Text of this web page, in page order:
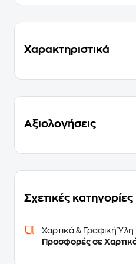
Χαρακτηριστικά
Αξιολογήσεις
Σχετικές κατηγορίες
Χαρτικά & Γραφική Ύλη
Προσφορές σε